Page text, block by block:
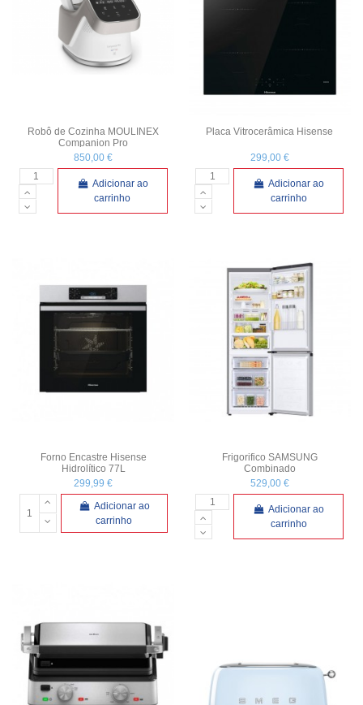
Robô de Cozinha MOULINEX
Companion Pro
850,00 €
Adicionar ao
carrinho
Placa Vitrocerâmica Hisense
299,00 €
Adicionar ao
carrinho
Forno Encastre Hisense
Hidrolítico 77L
299,99 €
Adicionar ao
carrinho
Frigorifico SAMSUNG
Combinado
529,00 €
Adicionar ao
carrinho